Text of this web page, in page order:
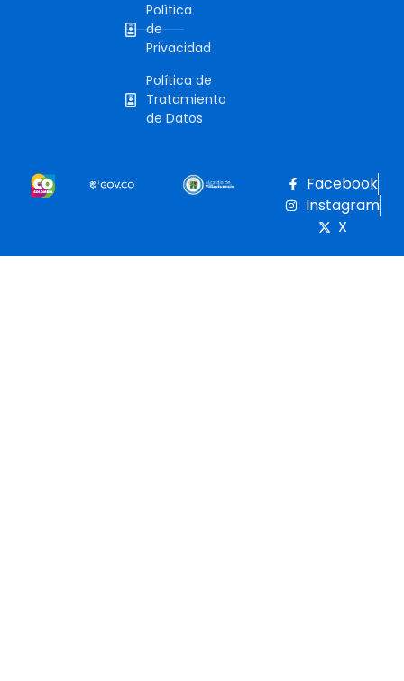
Política
de
Privacidad
Política de
Tratamiento
de Datos
Facebook
Instagram
X